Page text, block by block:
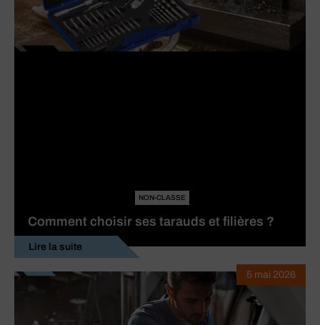
NON-CLASSE
Comment choisir ses tarauds et filières ?
Lire la suite
5 mai 2026